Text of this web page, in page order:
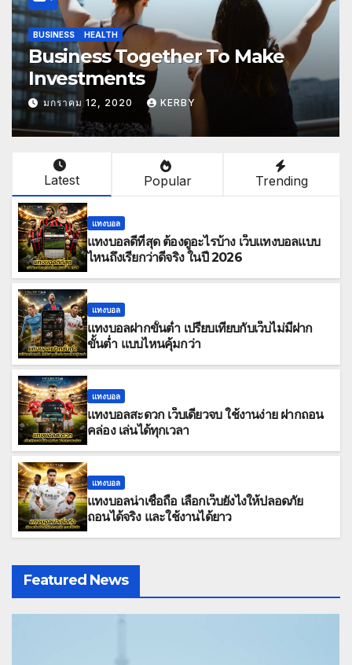
BUSINESS ECONOMY NEWS WESTERN
Go For Western Economy With
These Pioneering
มกราคม 12, 2020 KERBY
Latest Popular Trending
แทงบอล
แทงบอลดีที่สุด ต้องดูอะไรบ้าง เว็บแทงบอลแบบ
ไหนถึงเรียกว่าดีจริง ในปี 2026
แทงบอล
แทงบอลฝากขั้นต่ำ เปรียบเทียบกับเว็บไม่มีฝาก
ขั้นต่ำ แบบไหนคุ้มกว่า
แทงบอล
แทงบอลสะดวก เว็บเดียวจบ ใช้งานง่าย ฝากถอน
คล่อง เล่นได้ทุกเวลา
แทงบอล
แทงบอลน่าเชื่อถือ เลือกเว็บยังไงให้ปลอดภัย
ถอนได้จริง และใช้งานได้ยาว
Featured News